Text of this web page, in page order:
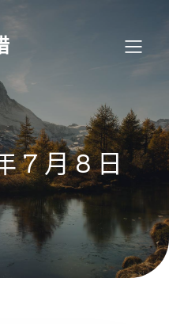
7 月 8 日